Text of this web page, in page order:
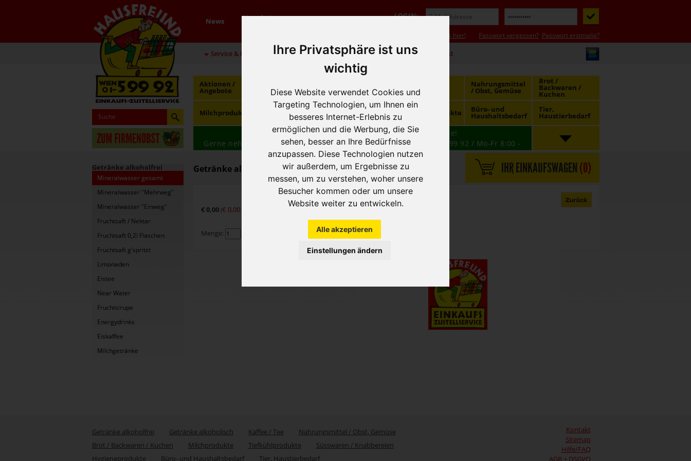
Ihre Privatsphäre ist uns
wichtig
Diese Website verwendet Cookies und
Targeting Technologien, um Ihnen ein
besseres Internet-Erlebnis zu
ermöglichen und die Werbung, die Sie
sehen, besser an Ihre Bedürfnisse
anzupassen. Diese Technologien nutzen
wir außerdem, um Ergebnisse zu
messen, um zu verstehen, woher unsere
Besucher kommen oder um unsere
Website weiter zu entwickeln.
Alle akzeptieren
Einstellungen ändern
News Newsletter LOGIN:
Neukunde? Infos hier! Passwort vergessen? Passwort erstmalig?
Service & Infos 01 / 599 92 office@hausfreund.at Kontakt
Aktionen /
Angebote alkoholfrei alkoholisch Kaffee / Tee Nahrungsmittel
/ Obst, Gemüse
Brot /
Backwaren /
Kuchen
Milchprodukte
Tiefkühlprodukte Süsswaren /
Knabbereien Hygieneprodukte Büro- und
Haushaltsbedarf
Tier,
Haustierbedarf
Wir haben freie und zeitnahe Liefertermine für Sie!
Gerne nehmen wir IhreBESTELLUNGauch TELEFONISCH
auf: 01 599 92 / Mo-Fr 8:00 -
16:30
Getränke alkoholfrei
Mineralwasser gesamt
Mineralwasser "Mehrweg"
Mineralwasser "Einweg"
Fruchtsaft / Nektar
Fruchtsaft 0,2l Flaschen
Fruchtsaft g'spritzt
Limonaden
Eistee
Near Water
Fruchtsirupe
Energydrinks
Eiskaffee
Milchgetränke
Getränke alkoholfrei - Mineralwasser gesamt IHR EINKAUFSWAGEN(0)
€ 0,00 (€ 0,00
Menge:
Getränke alkoholfrei Getränke alkoholisch Kaffee / Tee
Nahrungsmittel / Obst, Gemüse
Brot / Backwaren / Kuchen
Milchprodukte Tiefkühlprodukte
Süsswaren / Knabbereien
Hygieneprodukte
Büro- und Haushaltsbedarf Tier, Haustierbedarf
Kontakt
Sitemap
Hilfe/FAQ
AGB + DSGVO